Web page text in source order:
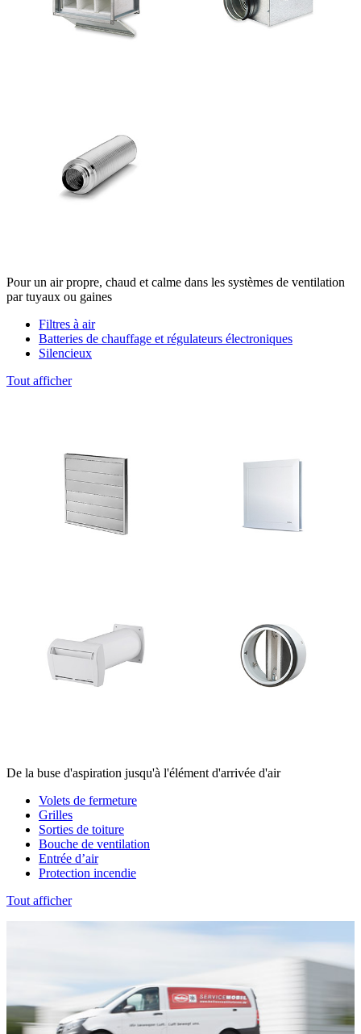
Pour un air propre, chaud et calme dans les systèmes de ventilation
par tuyaux ou gaines
Filtres à air
Batteries de chauffage et régulateurs électroniques
Silencieux
Tout afficher
De la buse d'aspiration jusqu'à l'élément d'arrivée d'air
Volets de fermeture
Grilles
Sorties de toiture
Bouche de ventilation
Entrée d’air
Protection incendie
Tout afficher